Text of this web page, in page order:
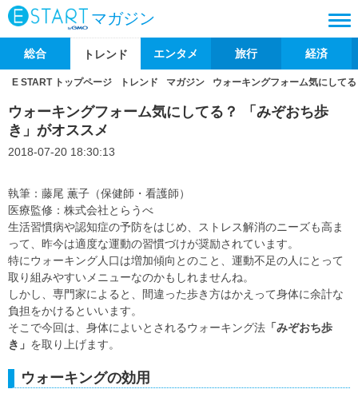
マガジン
総合 トレンド エンタメ 旅行 経済
E START トップページ トレンド マガジン ウォーキングフォーム気にして
ウォーキングフォーム気にしてる？ 「みぞおち歩
き」がオススメ
2018-07-20 18:30:13
執筆：藤尾 薫子（保健師・看護師）
医療監修：株式会社とらうべ
生活習慣病や認知症の予防をはじめ、ストレス解消のニーズも高ま
って、昨今は適度な運動の習慣づけが奨励されています。
特にウォーキング人口は増加傾向とのこと、運動不足の人にとって
取り組みやすいメニューなのかもしれませんね。
しかし、専門家によると、間違った歩き方はかえって身体に余計な
負担をかけるといいます。
そこで今回は、身体によいとされるウォーキング法 「みぞおち歩
き」 を取り上げます。
ウォーキングの効用